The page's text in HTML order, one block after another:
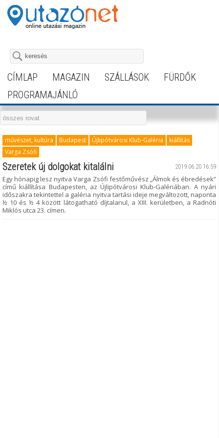
CÍMLAP MAGAZIN SZÁLLÁSOK
FÜRDŐK
PROGRAMAJÁNLÓ
művészet, kultúra Budapest Újlipótvárosi Klub-Galéria
kiállítás
Varga Zsófi
2019.06.20 16:59
Szeretek új dolgokat kitalálni
Egy hónapig lesz nyitva Varga Zsófi festőművész „Álmok és ébredések”
című kiállítása Budapesten, az Újlipótvárosi Klub-Galériában. A nyári
időszakra tekintettel a galéria nyitva tartási ideje megváltozott, naponta
½ 10 és ½ 4 között látogatható díjtalanul, a XIII. kerületben, a Radnóti
Miklós utca 23. címen.